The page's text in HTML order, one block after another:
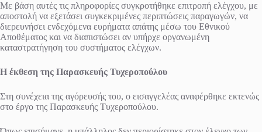
Με βάση αυτές τις πληροφορίες συγκροτήθηκε επιτροπή ελέγχου, με
αποστολή να εξετάσει συγκεκριμένες περιπτώσεις παραγωγών, να
διερευνήσει ενδεχόμενα ευρήματα απάτης μέσω του Εθνικού
Αποθέματος και να διαπιστώσει αν υπήρχε οργανωμένη
καταστρατήγηση του συστήματος ελέγχων.
Η έκθεση της Παρασκευής Τυχεροπούλου
Στη συνέχεια της αγόρευσής του, ο εισαγγελέας αναφέρθηκε εκτενώς
στο έργο της Παρασκευής Τυχεροπούλου.